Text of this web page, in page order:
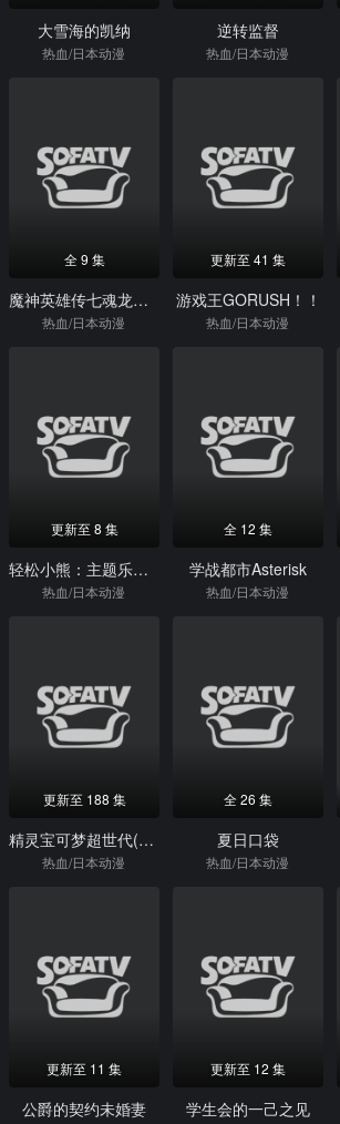
大雪海的凯纳
热血/日本动漫
逆转监督
热血/日本动漫
全 9 集
魔神英雄传七魂龙神丸
热血/日本动漫
更新至 41 集
游戏王GORUSH！！
热血/日本动漫
更新至 8 集
轻松小熊：主题乐园大冒险
热血/日本动漫
全 12 集
学战都市Asterisk
热血/日本动漫
更新至 188 集
精灵宝可梦超世代(国语)
热血/日本动漫
全 26 集
夏日口袋
热血/日本动漫
更新至 11 集
公爵的契约未婚妻
更新至 12 集
学生会的一己之见